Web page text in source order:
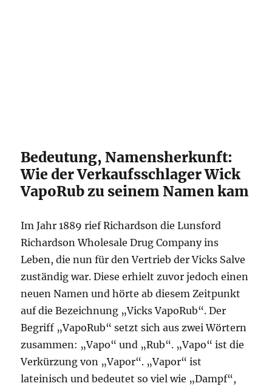
Bedeutung, Namensherkunft:
Wie der Verkaufsschlager Wick
VapoRub zu seinem Namen kam
Im Jahr 1889 rief Richardson die Lunsford
Richardson Wholesale Drug Company ins
Leben, die nun für den Vertrieb der Vicks Salve
zuständig war. Diese erhielt zuvor jedoch einen
neuen Namen und hörte ab diesem Zeitpunkt
auf die Bezeichnung „Vicks VapoRub“. Der
Begriff „VapoRub“ setzt sich aus zwei Wörtern
zusammen: „Vapo“ und „Rub“. „Vapo“ ist die
Verkürzung von „Vapor“. „Vapor“ ist
lateinisch und bedeutet so viel wie „Dampf“,